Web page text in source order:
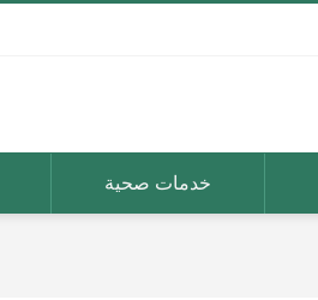
خدمات صحية